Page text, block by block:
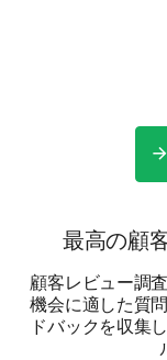
Please,
product/
最高の顧
顧客レビュー調
機会に適した質
ドバックを収集